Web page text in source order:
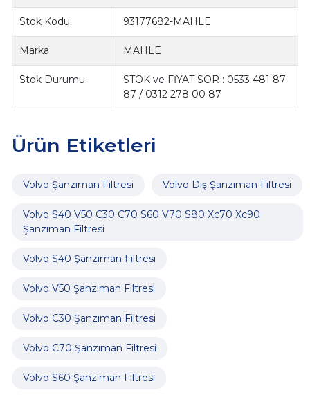
Stok Kodu 93177682-MAHLE
Marka MAHLE
Stok Durumu
STOK ve FİYAT SOR : 0533 481 87
87 / 0312 278 00 87
Ürün Etiketleri
Volvo Şanzıman Filtresi Volvo Dış Şanzıman Filtresi
Volvo S40 V50 C30 C70 S60 V70 S80 Xc70 Xc90
Şanzıman Filtresi
Volvo S40 Şanzıman Filtresi
Volvo V50 Şanzıman Filtresi
Volvo C30 Şanzıman Filtresi
Volvo C70 Şanzıman Filtresi
Volvo S60 Şanzıman Filtresi